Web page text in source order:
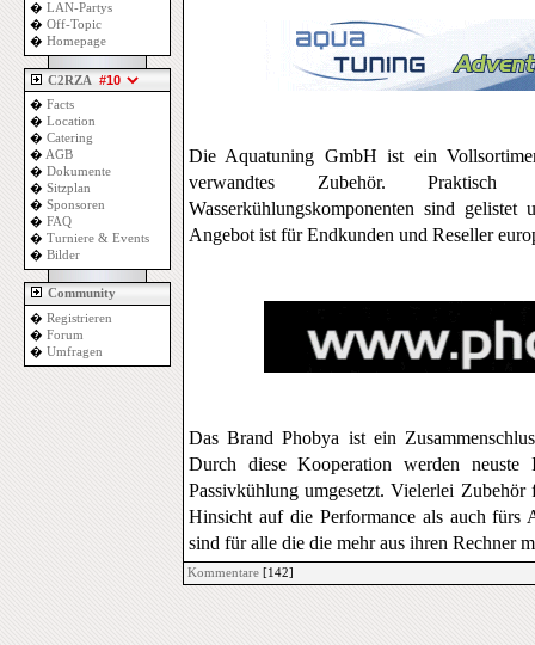
� LAN-Partys
� Off-Topic
� Homepage
C2RZA
� Facts
� Location
� Catering
� AGB
� Dokumente
� Sitzplan
� Sponsoren
� FAQ
� Turniere & Events
� Bilder
Community
� Registrieren
� Forum
� Umfragen
Die Aquatuning GmbH ist ein
verwandtes Zubehör.
Wasserkühlungskomponenten sind
Angebot ist für Endkunden und Reseller
Das Brand Phobya ist ein
Durch diese Kooperation werden
Passivkühlung umgesetzt. Vielerlei
Hinsicht auf die Performance als auch fürs
sind für alle die die mehr aus ihren Rechner
Kommentare [142]